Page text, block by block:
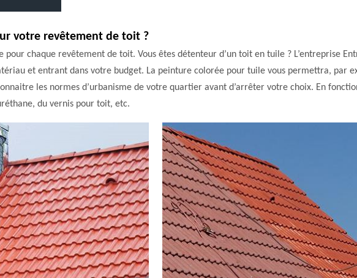
votre revêtement de toit ?
pour chaque revêtement de toit. Vous êtes détenteur d’un toit en tuile ? L’entreprise
et entrant dans votre budget. La peinture colorée pour tuile vous permettra, par
les normes d’urbanisme de votre quartier avant d’arrêter votre choix. En
du vernis pour toit, etc.